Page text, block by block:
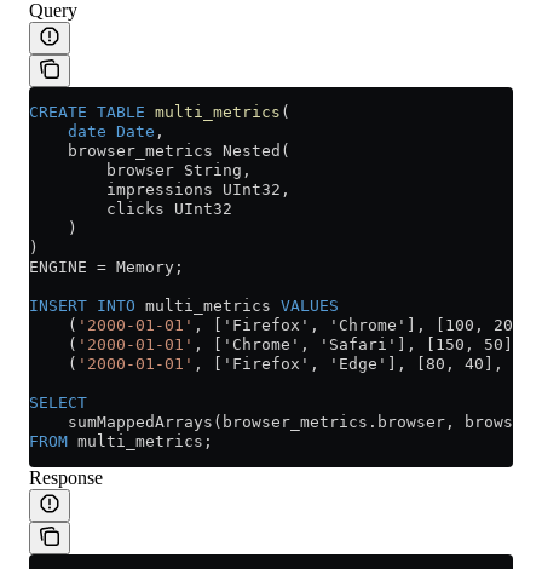
Query
CREATE TABLE multi_metrics (
    date
Date ,
    browser_metrics Nested(
        browser String,
        impressions UInt32,
        clicks UInt32
    )
)
ENGINE = Memory;
INSERT INTO multi_metrics VALUES
    (
'2000-01-01' , ['Firefox', 'Chrome'], [100,
    (
'2000-01-01' , ['Chrome', 'Safari'], [150, 50],
    (
'2000-01-01' , ['Firefox', 'Edge'], [80, 40],
SELECT
    sumMappedArrays(
browser_metrics . browser ,
FROM multi_metrics;
Response